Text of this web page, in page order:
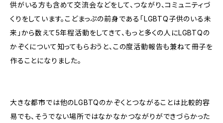
供がいる方も含めて交流会などをして、つながり、コミュニティづ
くりをしています。こどまっぷの前身である「LGBTQ子供のいる未
来」から数えて5年程活動をしてきて、もっと多くの人にLGBTQの
かぞくについて知ってもらおうと、この度活動報告も兼ねて冊子を
作ることになりました。
大きな都市では他のLGBTQのかぞくとつながることは比較的容
易でも、そうでない場所ではなかなかつながりができづらかった